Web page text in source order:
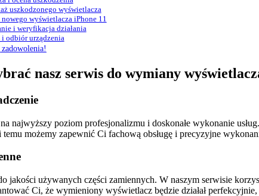
uszkodzonego wyświetlacza
wyświetlacza iPhone 11
i weryfikacja działania
odbiór urządzenia
nasz serwis do wymiany
najwyższy poziom profesjonalizmu i doskonałe wykonanie
możemy zapewnić Ci fachową obsługę i precyzyjne
jakości używanych części zamiennych. W naszym serwisie
Ci, że wymieniony wyświetlacz będzie działał